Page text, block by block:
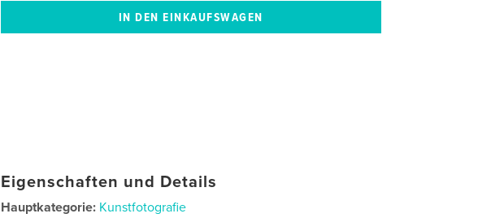
Eigenschaften und Details
Hauptkategorie: Kunstfotografie